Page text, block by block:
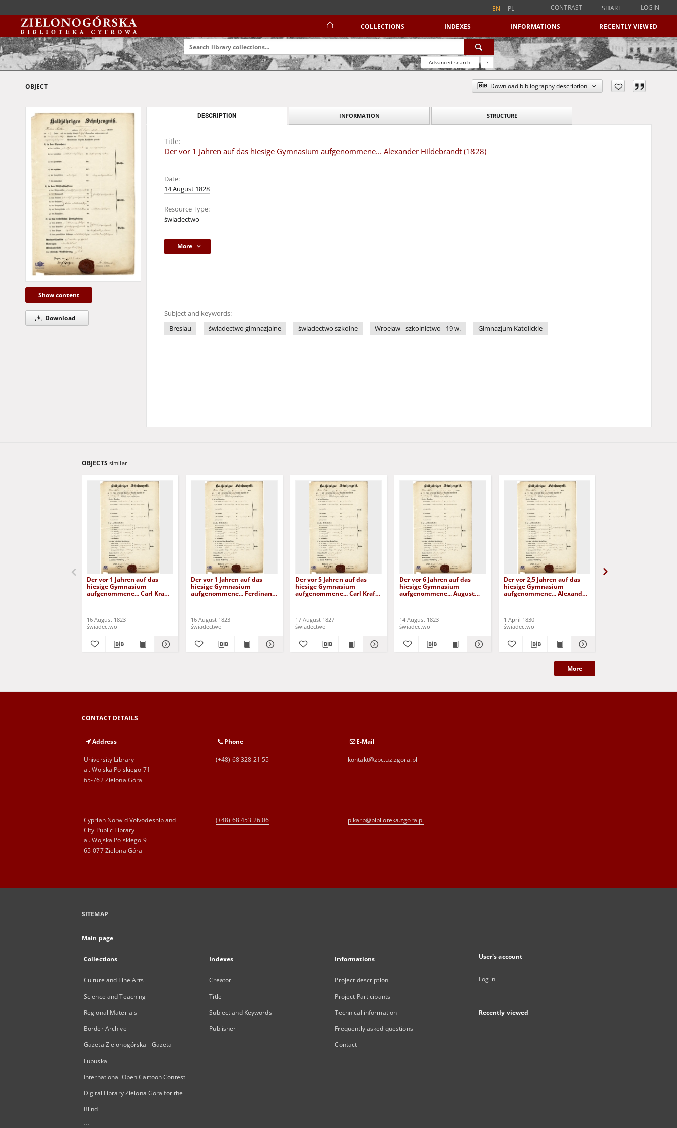
EN PL CONTRAST SHARE LOGIN
COLLECTIONS INDEXES INFORMATIONS RECENTLY VIEWED
Advanced search ?
OBJECT Download bibliography description
Show content
Download
DESCRIPTION INFORMATION STRUCTURE
Title:
Der vor 1 Jahren auf das hiesige Gymnasium aufgenommene... Alexander Hildebrandt (1828)
Date:
14 August 1828
Resource Type:
świadectwo
More
Subject and keywords:
Breslau
świadectwo gimnazjalne świadectwo szkolne Wrocław - szkolnictwo - 19 w. Gimnazjum Katolickie
OBJECTS similar
Der vor 1 Jahren auf das
hiesige Gymnasium
aufgenommene... Carl Krafft
16 August 1823
świadectwo
Der vor 1 Jahren auf das
hiesige Gymnasium
aufgenommene... Ferdinand
16 August 1823
świadectwo
Der vor 5 Jahren auf das
hiesige Gymnasium
aufgenommene... Carl Kraft
17 August 1827
świadectwo
Der vor 6 Jahren auf das
hiesige Gymnasium
aufgenommene... August
14 August 1823
świadectwo
Der vor 2,5 Jahren auf das
hiesige Gymnasium
aufgenommene... Alexander
1 April 1830
świadectwo
More
CONTACT DETAILS
Address
University Library
al. Wojska Polskiego 71
65-762 Zielona Góra
Phone
(+48) 68 328 21 55
E-Mail
kontakt@zbc.uz.zgora.pl
Cyprian Norwid Voivodeship and
City Public Library
al. Wojska Polskiego 9
65-077 Zielona Góra
(+48) 68 453 26 06 p.karp@biblioteka.zgora.pl
SITEMAP
Main page
Collections
Culture and Fine Arts
Science and Teaching
Regional Materials
Border Archive
Gazeta Zielonogórska - Gazeta
Lubuska
International Open Cartoon Contest
Digital Library Zielona Gora for the
Blind
...
Indexes
Creator
Title
Subject and Keywords
Publisher
Informations
Project description
Project Participants
Technical information
Frequently asked questions
Contact
User's account
Log in
Recently viewed